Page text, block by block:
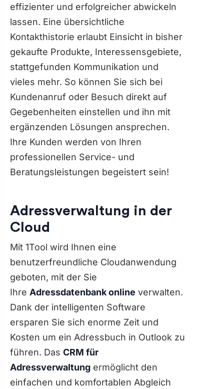
effizienter und erfolgreicher abwickeln
lassen. Eine übersichtliche
Kontakthistorie erlaubt Einsicht in bisher
gekaufte Produkte, Interessensgebiete,
stattgefunden Kommunikation und
vieles mehr. So können Sie sich bei
Kundenanruf oder Besuch direkt auf
Gegebenheiten einstellen und ihn mit
ergänzenden Lösungen ansprechen.
Ihre Kunden werden von Ihren
professionellen Service- und
Beratungsleistungen begeistert sein!
Adressverwaltung in der
Cloud
Mit 1Tool wird Ihnen eine
benutzerfreundliche Cloudanwendung
geboten, mit der Sie
Ihre Adressdatenbank online verwalten.
Dank der intelligenten Software
ersparen Sie sich enorme Zeit und
Kosten um ein Adressbuch in Outlook zu
führen. Das CRM für
Adressverwaltung ermöglicht den
einfachen und komfortablen Abgleich